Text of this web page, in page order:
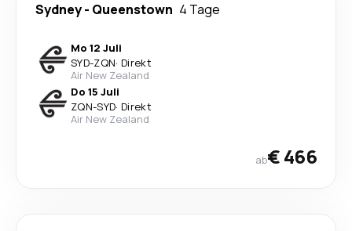
Sydney- Queenstown 4 Tage
Mo 12 Juli
SYD-ZQN· Direkt
Air New Zealand
Do 15 Juli
ZQN-SYD· Direkt
Air New Zealand
ab€ 466